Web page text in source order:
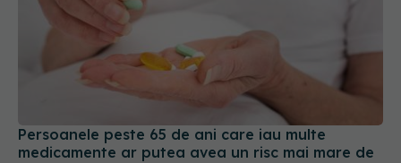
Persoanele peste 65 de ani care iau multe
medicamente ar putea avea un risc mai mare de
deces. Ce arată studiul